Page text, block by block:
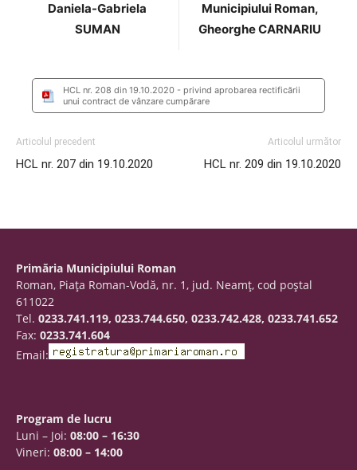
Daniela-Gabriela
SUMAN
Municipiului Roman,
Gheorghe CARNARIU
HCL nr. 208 din 19.10.2020 - privind aprobarea rectificării
unui contract de vânzare cumpărare
Articolul precedent
HCL nr. 207 din 19.10.2020
Articolul următor
HCL nr. 209 din 19.10.2020
Primăria Municipiului Roman
Roman, Piaţa Roman-Vodă, nr. 1, jud. Neamţ, cod poştal
611022
Tel. 0233.741.119, 0233.744.650, 0233.742.428, 0233.741.652
Fax: 0233.741.604
Email:
Program de lucru
Luni – Joi: 08:00 – 16:30
Vineri: 08:00 – 14:00